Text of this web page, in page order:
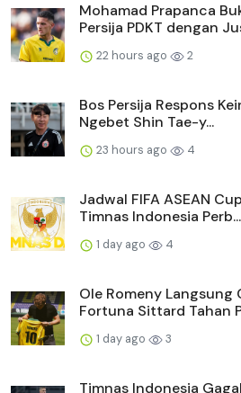
Mohamad Prapanca
Persija PDKT dengan
22 hours ago 2
Bos Persija Respons
Ngebet Shin Tae-y...
23 hours ago 4
Jadwal FIFA ASEAN
Timnas Indonesia Perb...
1 day ago 4
Ole Romeny Langsung
Fortuna Sittard Tahan
1 day ago 3
Timnas Indonesia